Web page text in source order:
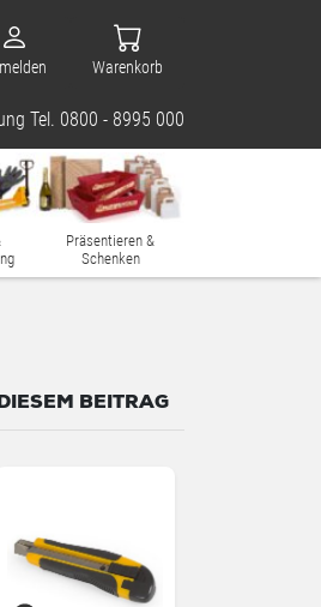
Warenkorb
Tel. 0800 - 8995 000
Präsentieren &
Schenken
BEITRAG